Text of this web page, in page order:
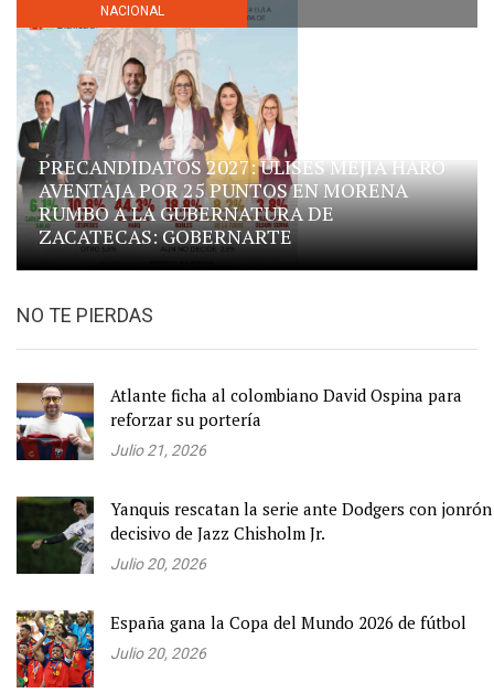
NACIONAL
PRECANDIDATOS 2027: ULISES MEJÍA HARO
AVENTAJA POR 25 PUNTOS EN MORENA
RUMBO A LA GUBERNATURA DE
ZACATECAS: GOBERNARTE
NO TE PIERDAS
Atlante ficha al colombiano David Ospina para
reforzar su portería
Julio 21, 2026
Yanquis rescatan la serie ante Dodgers con jonrón
decisivo de Jazz Chisholm Jr.
Julio 20, 2026
España gana la Copa del Mundo 2026 de fútbol
Julio 20, 2026